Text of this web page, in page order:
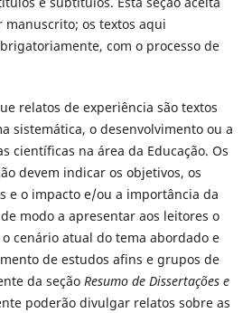
os textos aqui
com o processo de
relatos de experiência são textos
sistemática, o desenvolvimento ou a
científicas na área da Educação. Os
devem indicar os objetivos, os
e o impacto e/ou a importância da
modo a apresentar aos leitores o
cenário atual do tema abordado e
de estudos afins e grupos de
da seção Resumo de Dissertações e
poderão divulgar relatos sobre as